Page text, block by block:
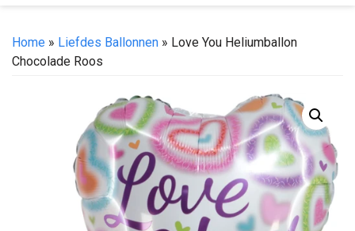
Home » Liefdes Ballonnen » Love You Heliumballon
Chocolade Roos